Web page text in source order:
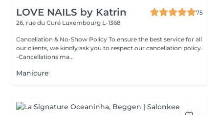
LOVE NAILS by Katrin
75
26, rue du Curé Luxembourg L-1368
Cancellation & No-Show Policy To ensure the best service for all
our clients, we kindly ask you to respect our cancellation policy.
-Cancellations ma...
Manicure